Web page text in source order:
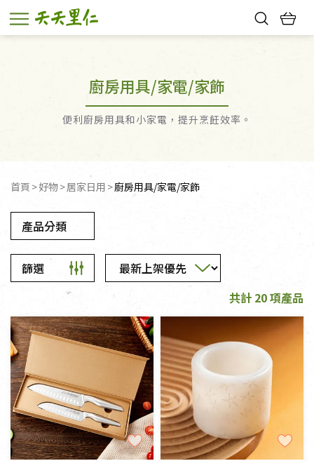
廚房用具/家電/家飾
便利廚房用具和小家電，提升烹飪效率。
首頁 好物 居家日用 廚房用具/家電/家飾
產品分類
篩選
共計 20 項產品
純素
奶素 其他
冷藏 冷凍
一般網購 門市販售